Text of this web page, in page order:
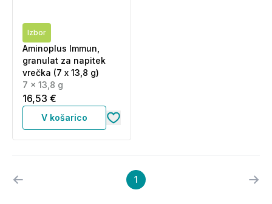
Izbor
Aminoplus Immun,
granulat za napitek
vrečka (7 x 13,8 g)
7 x 13,8 g
16,53 €
V košarico
1